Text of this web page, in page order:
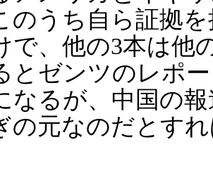
のうち自ら証拠
で、他の3本は他
とゼンツのレポ
なるが、中国の
の元なのだとす